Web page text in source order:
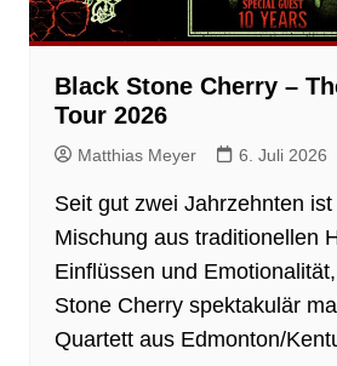
Black Stone Cherry –
Tour 2026
Matthias Meyer 6. Juli 2026
Seit gut zwei Jahrzehnten
Mischung aus traditionellen
Einflüssen und
Stone Cherry spektakulär
Quartett aus Edmonton/